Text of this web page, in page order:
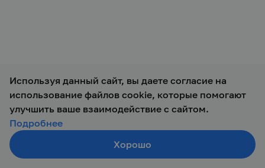
© 2019 — 2026 ООО Талант-М
Используя данный сайт, вы даете согласие на
использование файлов cookie, которые помогают
улучшить ваше взаимодействие с сайтом.
Подробнее
Хорошо